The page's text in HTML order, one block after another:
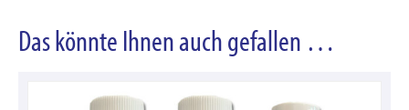
Das könnte Ihnen auch gefallen …